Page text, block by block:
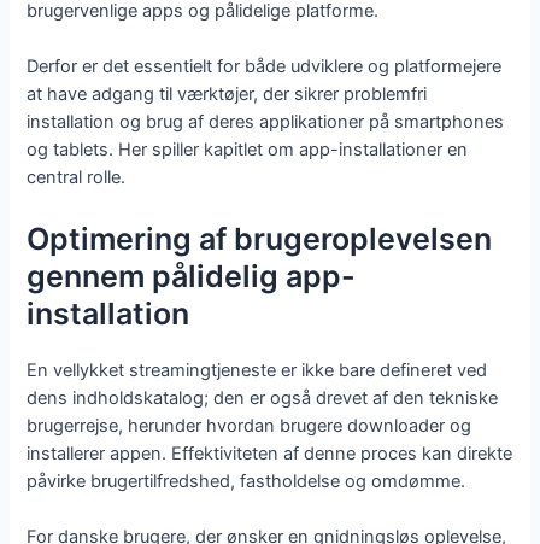
brugervenlige apps og pålidelige platforme.
Derfor er det essentielt for både udviklere og platformejere
at have adgang til værktøjer, der sikrer problemfri
installation og brug af deres applikationer på smartphones
og tablets. Her spiller kapitlet om app-installationer en
central rolle.
Optimering af brugeroplevelsen
gennem pålidelig app-
installation
En vellykket streamingtjeneste er ikke bare defineret ved
dens indholdskatalog; den er også drevet af den tekniske
brugerrejse, herunder hvordan brugere downloader og
installerer appen. Effektiviteten af denne proces kan direkte
påvirke brugertilfredshed, fastholdelse og omdømme.
For danske brugere, der ønsker en gnidningsløs oplevelse,